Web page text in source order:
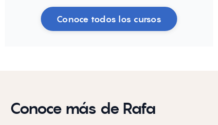
Conoce todos los cursos
Conoce más de Rafa